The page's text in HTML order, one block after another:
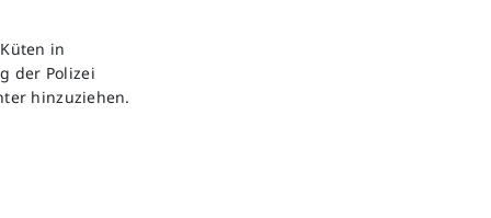
in
der Polizei
hinzuziehen.